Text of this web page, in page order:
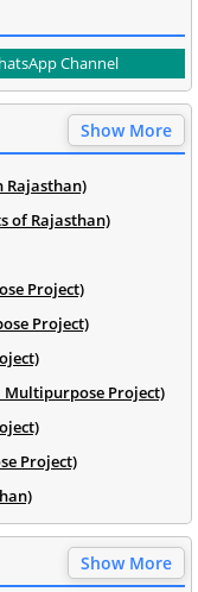
Channel
Show More
Rajasthan)
of Rajasthan)
Project)
Project)
Multipurpose Project)
Project)
Show More